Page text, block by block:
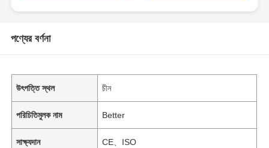
পণ্যের বর্ণনা
উৎপত্তি স্থল চীন
পরিচিতিমুলক নাম Better
সাক্ষ্যদান CE、ISO